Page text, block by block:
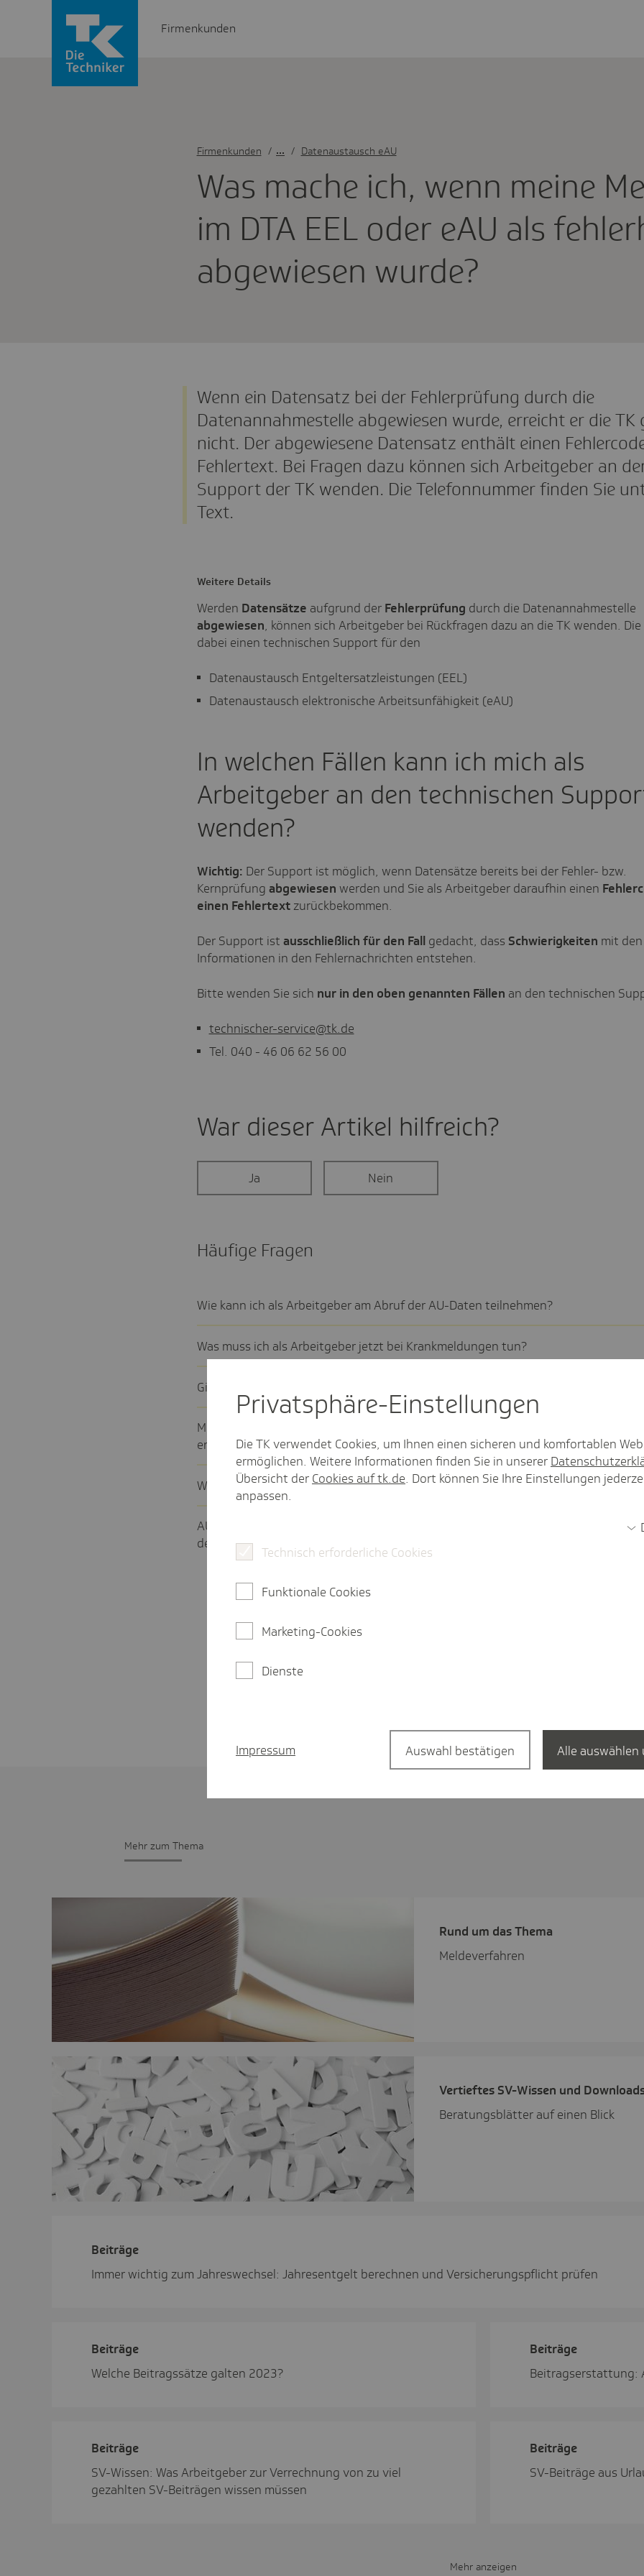
Firmenkunden
Was mache ich, wenn meine
im DTA EEL oder eAU als
abge­wiesen wurde?
Firmenkunden / Datenaustausch eAU
Wenn ein Datensatz bei der Fehlerprüfung durch die
Datenannahmestelle abgewiesen wurde, erreicht er die TK
nicht. Der abgewiesene Datensatz enthält einen
Fehlertext. Bei Fragen dazu können sich Arbeitgeber an
Support der TK wenden. Die Telefonnummer finden Sie
Text.
Weitere Details
Werden Datensätze aufgrund der Fehlerprüfung durch die Datenannahmestelle
abgewiesen, können sich Arbeitgeber bei Rückfragen dazu an die TK wenden.
dabei einen technischen Support für den
Datenaustausch Entgeltersatzleistungen (EEL)
Datenaustausch elektronische Arbeitsunfähigkeit (eAU)
In welchen Fällen kann ich mich als
Arbeitgeber an den technischen
wenden?
Wichtig: Der Support ist möglich, wenn Datensätze bereits bei der Fehler- bzw.
Kernprüfung abgewiesen werden und Sie als Arbeitgeber daraufhin einen
einen Fehlertextzurückbekommen.
Der Support ist ausschließlich für den Fall gedacht, dass Schwierigkeiten mit den
Informationen in den Fehlernachrichten entstehen.
Bitte wenden Sie sich nur in den oben genannten Fällen an den technischen
technischer-service@tk.de
Tel. 040 - 46 06 62 56 00
War dieser Artikel hilf­reich?
Ja Nein
Häufige Fragen
Wie kann ich als Arbeit­geber am Abruf der AU-Daten teil­neh­men?
Was muss ich als Arbeit­geber jetzt bei Krank­mel­dungen tun?
Gibt es die Ausfer­ti­gung der AU-Beschei­ni­gung für den Arbeit­geber weiter­hin?
Müssen AU-Beschei­ni­gungen einzeln abge­rufen werden oder kann das pauschal
erfol­gen?
Welchen Zeit­raum geben Arbeit­geber in der AU-Daten­ab­frage an?
AU-Anfrage erfolgt: Wie und wann bekommen Arbeit­geber eine Rück­mel­dung von
der TK?
Mehr zum Thema
Rund um das Thema
Meldeverfahren
Vertieftes SV-Wissen und
Beratungsblätter auf einen Blick
Beiträge
Immer wichtig zum Jahreswechsel: Jahresentgelt berechnen und Versicherungspflicht prüfen
Beiträge
Welche Beitragssätze galten 2023?
Beiträge
Beitragserstattung:
Beiträge
SV-Wissen: Was Arbeitgeber zur Verrechnung von zu viel
gezahlten SV-Beiträgen wissen müssen
Beiträge
SV-Beiträge aus
Mehr anzeigen
Privat­sphäre-Einstel­lungen
Die TK verwendet Cookies, um Ihnen einen sicheren und komfortablen
ermöglichen. Weitere Informationen finden Sie in unserer
Übersicht der Cookies auf tk.de. Dort können Sie Ihre Einstellungen
anpassen.
Technisch erforderliche Cookies
Funktionale Cookies
Marketing-Cookies
Dienste
Impressum Auswahl bestätigen Alle auswählen